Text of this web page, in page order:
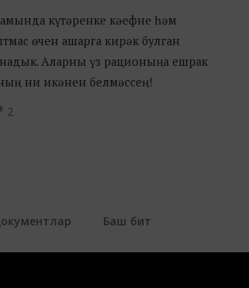
күтәренке кәефне һәм
өчен ашарга кирәк булган
Аларны үз рационыңа ешрак
ни икәнен белмәссең!
2
Баш бит